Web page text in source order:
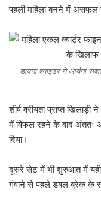
पहली महिला बनने में असफल
डायना श्नाइडर ने आर्यना
शीर्ष वरीयता प्राप्त
में विफल रहने के बाद अंततः
दिया।
दूसरे सेट में भी शुरुआत में यही
गंवाने से पहले डबल ब्रेक के